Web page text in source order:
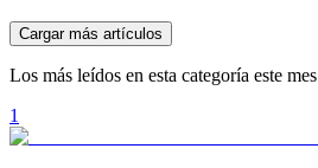
Cargar más artículos
Los más leídos en esta categoría este mes
1